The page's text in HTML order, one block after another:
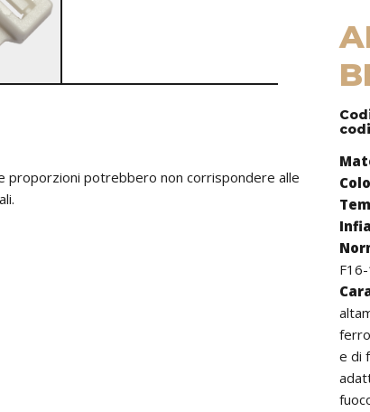
proporzioni potrebbero non corrispondere alle
e di